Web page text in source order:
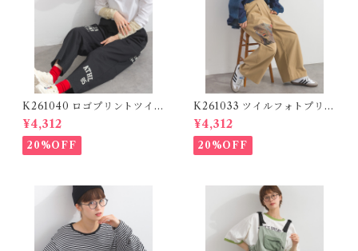
K261040 ロゴプリントツイル
ワークパンツ / Logo Print T
will Work Pants (残りわず
か)
¥4,312
20%OFF
K261033 ツイルフォトプリン
トイージーテーパードパンツ /
Twill Photo Print Easy Tap
ered Pants
¥4,312
20%OFF